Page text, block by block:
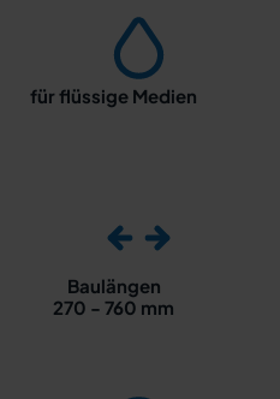
für flüssige Medien
Baulängen
270 - 760 mm